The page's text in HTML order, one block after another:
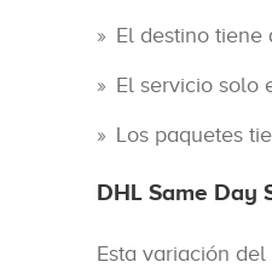
El destino tiene
El servicio solo
Los paquetes
DHL Same Day
Esta variación